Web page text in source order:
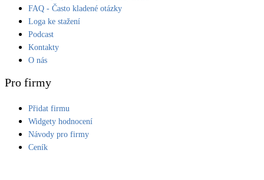
FAQ - Často kladené otázky
Loga ke stažení
Podcast
Kontakty
O nás
Pro firmy
Přidat firmu
Widgety hodnocení
Návody pro firmy
Ceník